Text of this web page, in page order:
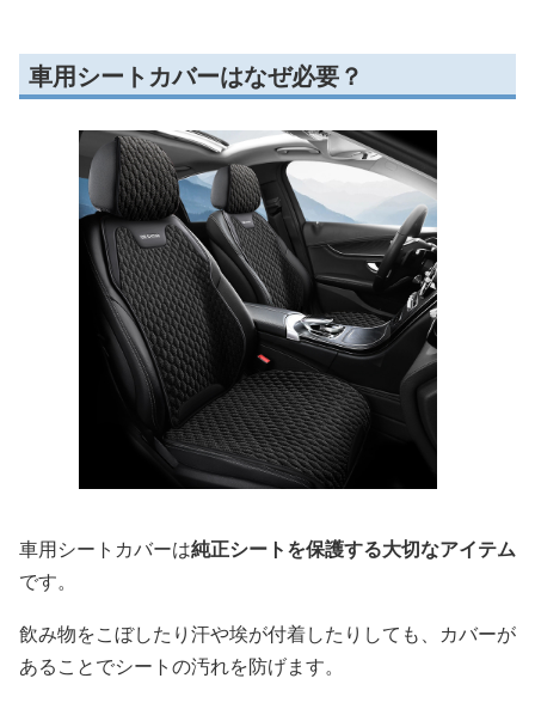
車用シートカバーはなぜ必要？
車用シートカバーは純正シートを保護する大切なアイテム
です。
飲み物をこぼしたり汗や埃が付着したりしても、カバーが
あることでシートの汚れを防げます。